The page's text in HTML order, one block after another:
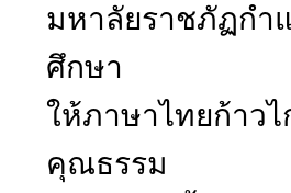
มหาลัยราช
ศึกษา
ให้ภาษาไทย
คุณธรรม